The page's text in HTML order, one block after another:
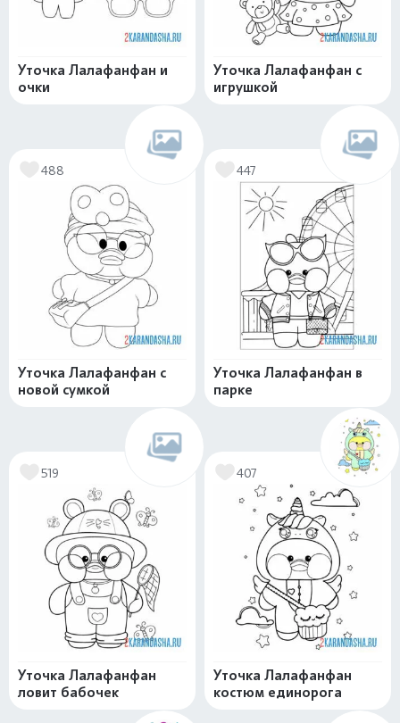
Уточка Лалафанфан и
очки
Уточка Лалафанфан с
игрушкой
488
Уточка Лалафанфан с
новой сумкой
447
Уточка Лалафанфан в
парке
519
Уточка Лалафанфан
ловит бабочек
407
Уточка Лалафанфан
костюм единорога